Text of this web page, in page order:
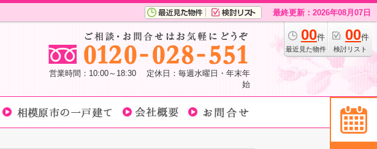
最終更新：2026年08月07日
00件
最近見た物件
00件
検討リスト
営業時間：10:00～18:30 定休日：毎週水曜日・年末年
始